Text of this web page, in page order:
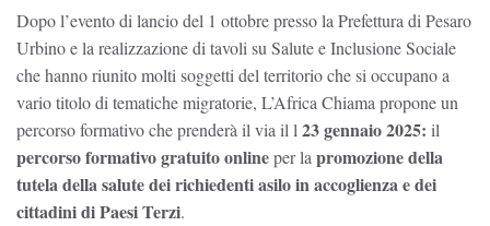
Dopo l’evento di lancio del 1 ottobre presso la Prefettura di Pesaro
Urbino e la realizzazione di tavoli su Salute e Inclusione Sociale
che hanno riunito molti soggetti del territorio che si occupano a
vario titolo di tematiche migratorie, L’Africa Chiama propone un
percorso formativo che prenderà il via il l23 gennaio 2025: il
percorso formativo gratuito onlineper lapromozione della
tutela della salute dei richiedenti asilo in accoglienza e dei
cittadini di Paesi Terzi.